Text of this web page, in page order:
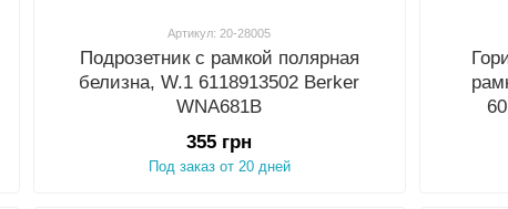
Артикул: 20-28005
Подрозетник с рамкой полярная
белизна, W.1 6118913502 Berker
WNA681B
355 грн
Под заказ от 20 дней